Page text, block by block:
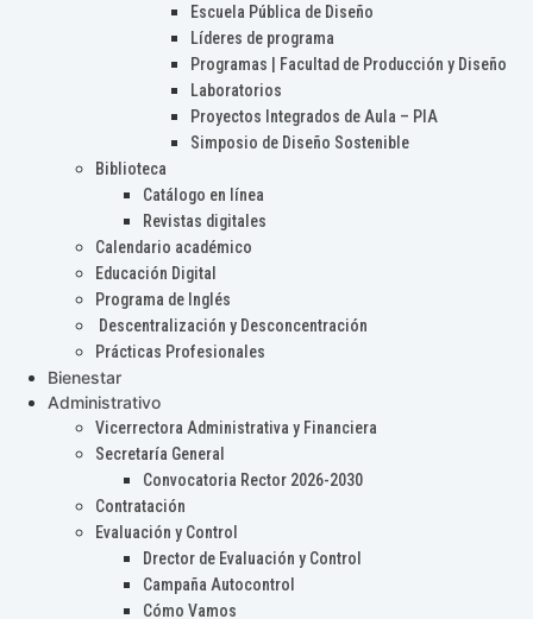
Escuela Pública de Diseño
Líderes de programa
Programas | Facultad de Producción y Diseño
Laboratorios
Proyectos Integrados de Aula – PIA
Simposio de Diseño Sostenible
Biblioteca
Catálogo en línea
Revistas digitales
Calendario académico
Educación Digital
Programa de Inglés
Descentralización y Desconcentración
Prácticas Profesionales
Bienestar
Administrativo
Vicerrectora Administrativa y Financiera
Secretaría General
Convocatoria Rector 2026-2030
Contratación
Evaluación y Control
Drector de Evaluación y Control
Campaña Autocontrol
Cómo Vamos